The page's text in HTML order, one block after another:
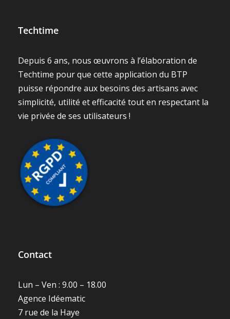
Techtime
Depuis 6 ans, nous œuvrons à l’élaboration de
Techtime pour que cette application du BTP
puisse répondre aux besoins des artisans avec
simplicité, utilité et efficacité tout en respectant la
vie privée de ses utilisateurs !
Contact
Lun – Ven : 9.00 – 18.00
Agence Idéematic
7 rue de la Haye